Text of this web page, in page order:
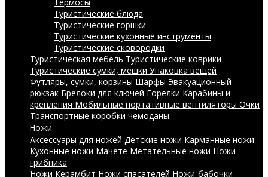
Туристические блюда
Туристические горшки
Туристические кухонные инструменты
Туристические сковородки
Туристическая мебель Туристические коврики
Туристические сумки, мешки Упаковка вещей
Футляры, сумки, корзины Шарфы Эвакуационный
рюкзак Брелоки для ключей Горелки Карабины и
крепления Мобильные портативные вентиляторы Очки
Транспортные коробки чемоданы
Ножи
Аксессуары для ножей Детские ножи Карманные ножи
Кухонные ножи Мачете Метательные ножи Ножи
грибника
Ножи Керамбит Ножи спасателей Ножи-бабочки